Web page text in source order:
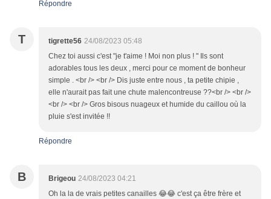
Répondre
T tigrette56 24/08/2023 05:48
Chez toi aussi c'est "je t'aime ! Moi non plus ! " Ils sont
adorables tous les deux , merci pour ce moment de bonheur
simple . <br /> <br /> Dis juste entre nous , ta petite chipie ,
elle n'aurait pas fait une chute malencontreuse ??<br /> <br />
<br /> <br /> Gros bisous nuageux et humide du caillou où la
pluie s'est invitée !!
Répondre
B Brigeou 24/08/2023 04:21
Oh la la de vrais petites canailles 😂😂 c'est ça être frère et